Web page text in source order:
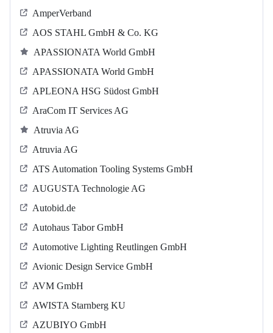
AmperVerband
AOS STAHL GmbH & Co. KG
APASSIONATA World GmbH
APASSIONATA World GmbH
APLEONA HSG Südost GmbH
AraCom IT Services AG
Atruvia AG
Atruvia AG
ATS Automation Tooling Systems GmbH
AUGUSTA Technologie AG
Autobid.de
Autohaus Tabor GmbH
Automotive Lighting Reutlingen GmbH
Avionic Design Service GmbH
AVM GmbH
AWISTA Starnberg KU
AZUBIYO GmbH